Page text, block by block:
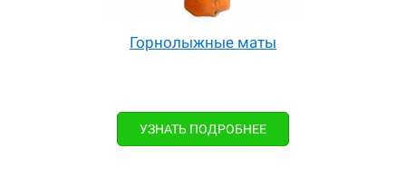
Горнолыжные маты
УЗНАТЬ ПОДРОБНЕЕ